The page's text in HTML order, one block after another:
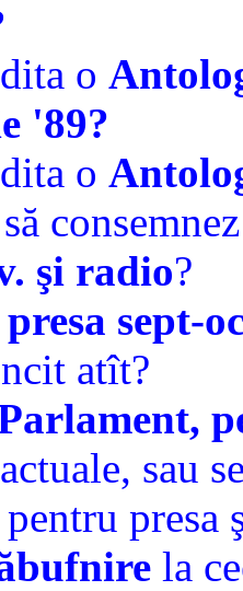
o
'89?
o
şi radio?
presa sept-
atît?
sau
presa
la